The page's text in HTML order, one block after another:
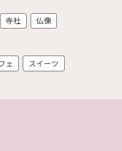
寺社 仏像
ェ スイーツ